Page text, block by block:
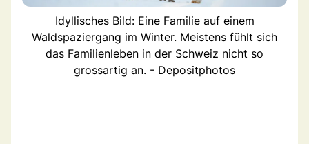
Idyllisches Bild: Eine Familie auf einem
Waldspaziergang im Winter. Meistens fühlt sich
das Familienleben in der Schweiz nicht so
grossartig an. - Depositphotos